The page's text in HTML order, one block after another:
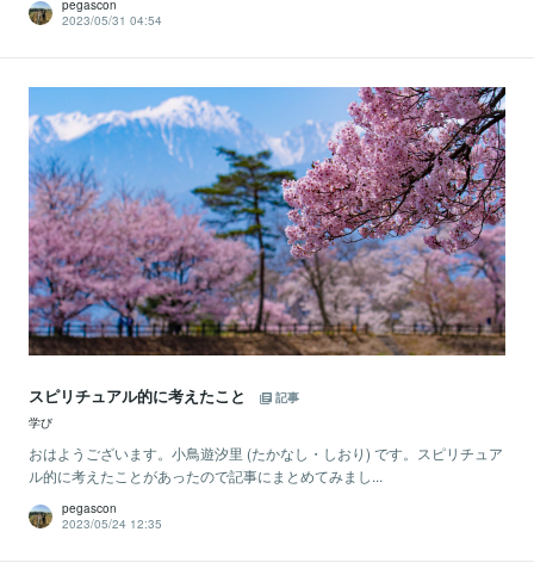
pegascon
2023/05/31 04:54
スピリチュアル的に考えたこと
記事
学び
おはようございます。小鳥遊汐里 (たかなし・しおり) です。スピリチュア
ル的に考えたことがあったので記事にまとめてみまし...
pegascon
2023/05/24 12:35